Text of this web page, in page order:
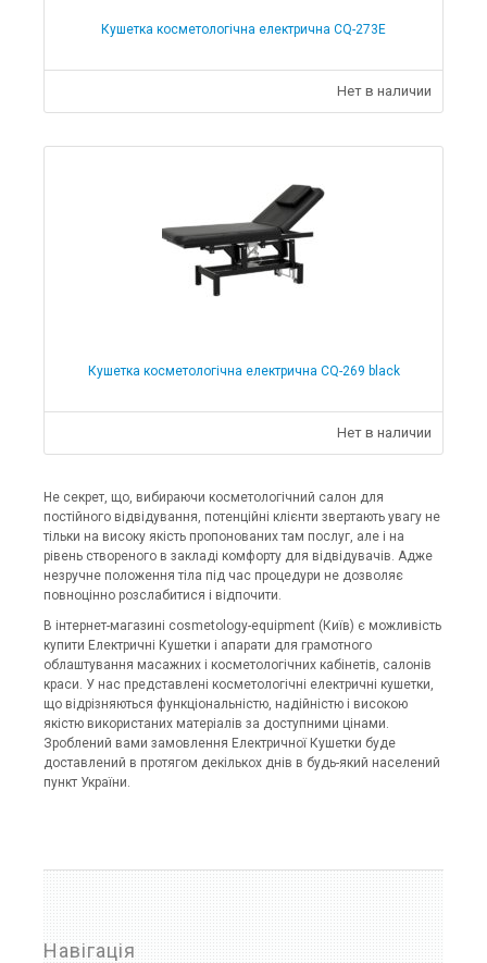
Кушетка косметологічна електрична CQ-273Е
Нет в наличии
Кушетка косметологічна електрична CQ-269 black
Нет в наличии
Не секрет, що, вибираючи косметологічний салон для
постійного відвідування, потенційні клієнти звертають увагу не
тільки на високу якість пропонованих там послуг, але і на
рівень створеного в закладі комфорту для відвідувачів. Адже
незручне положення тіла під час процедури не дозволяє
повноцінно розслабитися і відпочити.
В інтернет-магазині cosmetology-equipment (Київ) є можливість
купити Електричні Кушетки і апарати для грамотного
облаштування масажних і косметологічних кабінетів, салонів
краси. У нас представлені косметологічні електричні кушетки,
що відрізняються функціональністю, надійністю і високою
якістю використаних матеріалів за доступними цінами.
Зроблений вами замовлення Електричної Кушетки буде
доставлений в протягом декількох днів в будь-який населений
пункт України.
Навігація